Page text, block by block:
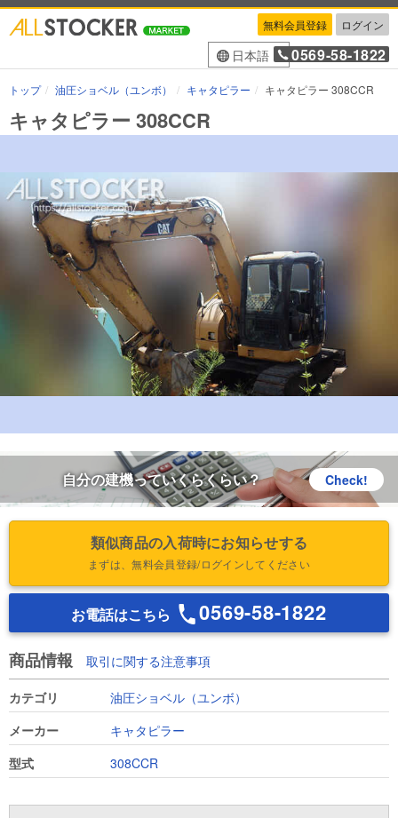
無料会員登録 ログイン
日本語 0569-58-1822
トップ 油圧ショベル（ユンボ） キャタピラー キャタピラー 308CCR
キャタピラー 308CCR
自分の建機っていくらくらい？ Check!
類似商品の入荷時にお知らせする
まずは、無料会員登録/ログインしてください
お電話はこちら 0569-58-1822
商品情報 取引に関する注意事項
カテゴリ
油圧ショベル（ユンボ）
メーカー
キャタピラー
型式
308CCR